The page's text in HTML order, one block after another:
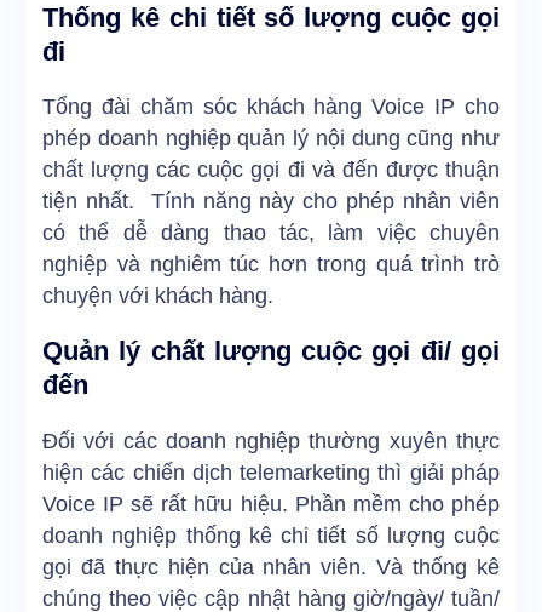
Thống kê chi tiết số lượng cuộc gọi
đi
Tổng đài chăm sóc khách hàng Voice IP cho
phép doanh nghiệp quản lý nội dung cũng như
chất lượng các cuộc gọi đi và đến được thuận
tiện nhất. Tính năng này cho phép nhân viên
có thể dễ dàng thao tác, làm việc chuyên
nghiệp và nghiêm túc hơn trong quá trình trò
chuyện với khách hàng.
Quản lý chất lượng cuộc gọi đi/ gọi
đến
Đối với các doanh nghiệp thường xuyên thực
hiện các chiến dịch telemarketing thì giải pháp
Voice IP sẽ rất hữu hiệu. Phần mềm cho phép
doanh nghiệp thống kê chi tiết số lượng cuộc
gọi đã thực hiện của nhân viên. Và thống kê
chúng theo việc cập nhật hàng giờ/ngày/ tuần/